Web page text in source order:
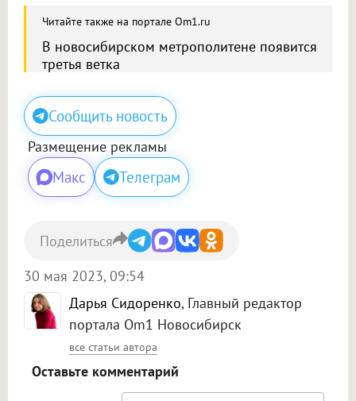
Читайте также на портале Om1.ru
В новосибирском метрополитене появится
третья ветка
Сообщить новость
Размещение рекламы
Макс Телеграм
Дарья Сидоренко, Главный редактор
портала Om1 Новосибирск
все статьи автора
30 мая 2023, 09:54
Поделиться
Оставьте комментарий